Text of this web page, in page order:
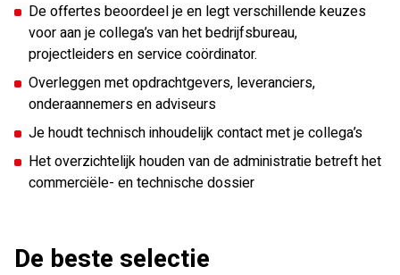
De offertes beoordeel je en legt verschillende keuzes
voor aan je collega’s van het bedrijfsbureau,
projectleiders en service coördinator.
Overleggen met opdrachtgevers, leveranciers,
onderaannemers en adviseurs
Je houdt technisch inhoudelijk contact met je collega’s
Het overzichtelijk houden van de administratie betreft het
commerciële- en technische dossier
De beste selectie